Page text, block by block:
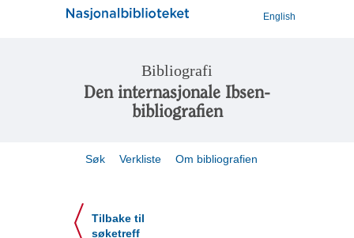
English
Bibliografi
Den internasjonale Ibsen-
bibliografien
Søk Verkliste Om bibliografien
Tilbake til
søketreff